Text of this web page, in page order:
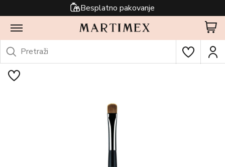
Besplatno pakovanje